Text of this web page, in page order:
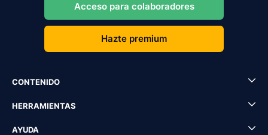
Acceso para colaboradores
Hazte premium
CONTENIDO
HERRAMIENTAS
AYUDA